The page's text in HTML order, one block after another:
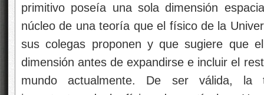
primitivo poseía una sola dimensión
núcleo de una teoría que el físico de la
sus colegas proponen y que sugiere que
dimensión antes de expandirse e incluir el
mundo actualmente. De ser válida, la